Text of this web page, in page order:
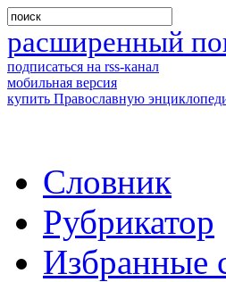
расширенный
подписаться на rss-канал
мобильная версия
купить Православную
Словник
Рубрикатор
Избранные